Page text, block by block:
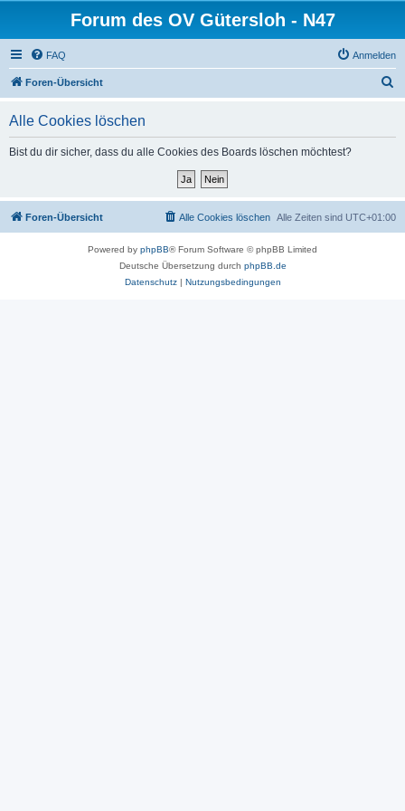
Forum des OV Gütersloh - N47
FAQ Anmelden
Foren-Übersicht
Alle Cookies löschen
Bist du dir sicher, dass du alle Cookies des Boards löschen möchtest?
Foren-Übersicht Alle Zeiten sind UTC+01:00
Alle Cookies löschen
Powered by phpBB® Forum Software © phpBB Limited
Deutsche Übersetzung durch phpBB.de
Datenschutz| Nutzungsbedingungen